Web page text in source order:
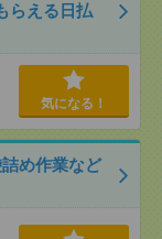
らえる日払
気になる！
め作業など